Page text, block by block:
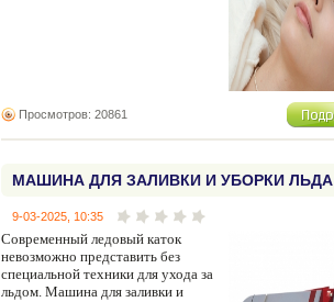
Просмотров: 20861
МАШИНА ДЛЯ ЗАЛИВКИ И УБОРКИ ЛЬДА
9-03-2025, 10:35
Современный ледовый каток
невозможно представить без
специальной техники для ухода за
льдом. Машина для заливки и